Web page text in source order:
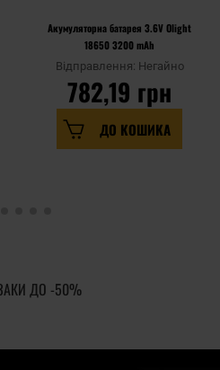
Акумуляторна батарея 3.6V Olight
18650 3200 mAh
Відправлення: Негайно
782,19 грн
ДО КОШИКА